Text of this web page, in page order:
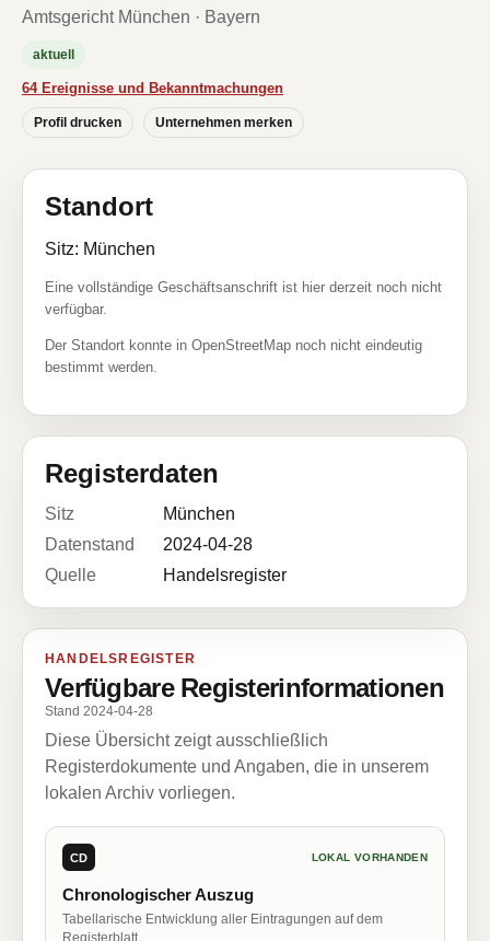
Amtsgericht München · Bayern
aktuell
64 Ereignisse und Bekanntmachungen
Profil drucken Unternehmen merken
Standort
Sitz: München
Eine vollständige Geschäftsanschrift ist hier derzeit noch nicht
verfügbar.
Der Standort konnte in OpenStreetMap noch nicht eindeutig
bestimmt werden.
Registerdaten
Sitz
München
Datenstand
2024-04-28
Quelle
Handelsregister
HANDELSREGISTER
Verfügbare Registerinformationen
Stand 2024-04-28
Diese Übersicht zeigt ausschließlich
Registerdokumente und Angaben, die in unserem
lokalen Archiv vorliegen.
CD LOKAL VORHANDEN
Chronologischer Auszug
Tabellarische Entwicklung aller Eintragungen auf dem
Registerblatt.